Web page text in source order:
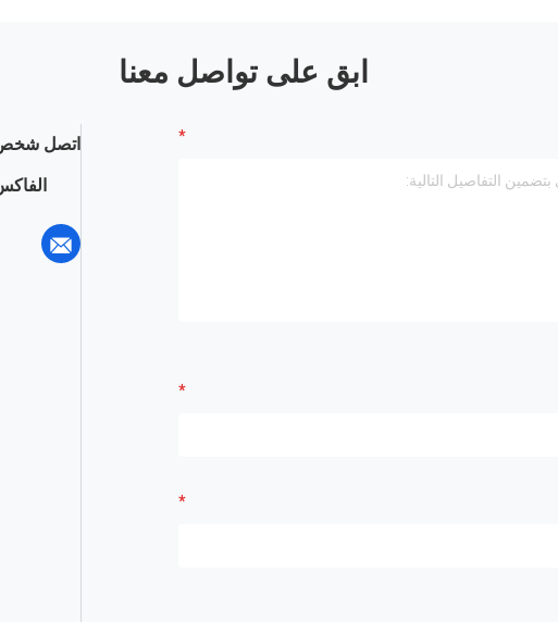
ابق على تواصل معنا
اتصل